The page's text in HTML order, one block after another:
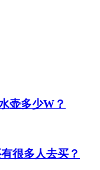
壶多少W？
很多人去买？